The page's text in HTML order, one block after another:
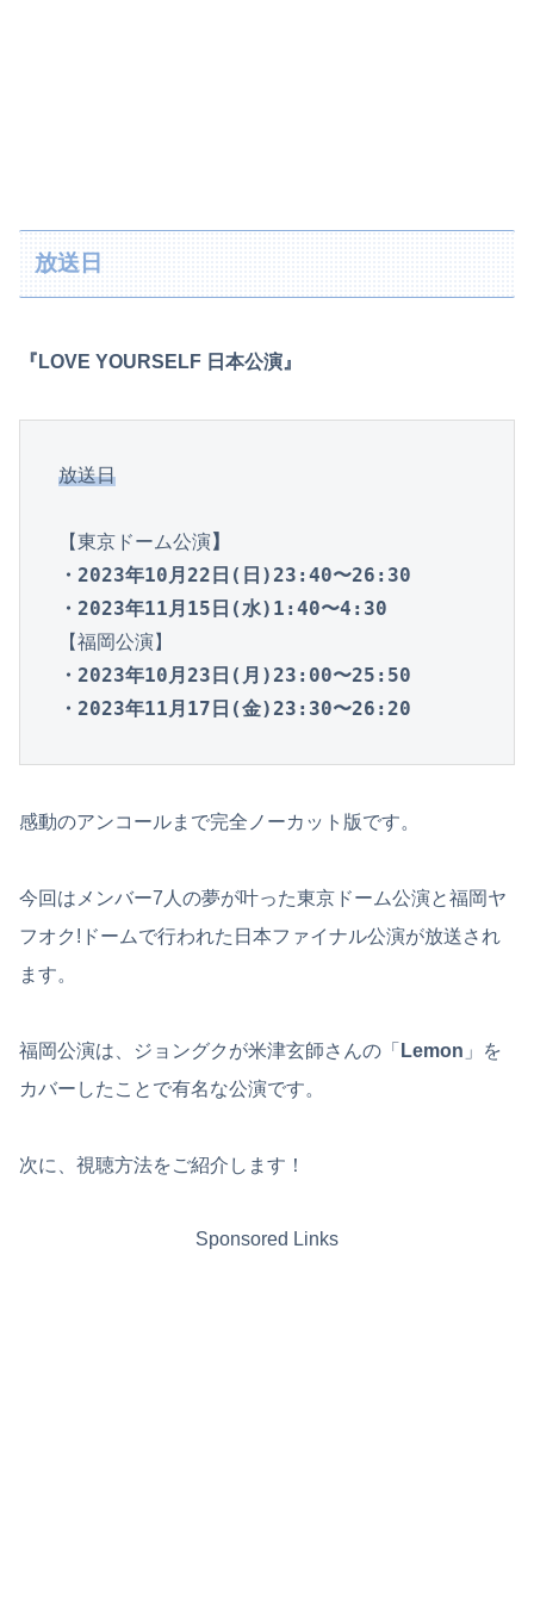
放送日
『LOVE YOURSELF 日本公演』
放送日
【東京ドーム公演】
・2023年10月22日(日)23:40〜26:30
・2023年11月15日(水)1:40〜4:30
・2023年10月23日(月)23:00〜25:50
・2023年11月17日(金)23:30〜26:20
感動のアンコールまで完全ノーカット版です。
今回はメンバー7人の夢が叶った東京ドーム公演と福岡ヤ
フオク!ドームで行われた日本ファイナル公演が放送され
ます。
福岡公演は、ジョングクが米津玄師さんの「 Lemon 」を
カバーしたことで有名な公演です。
次に、視聴方法をご紹介します！
Sponsored Links